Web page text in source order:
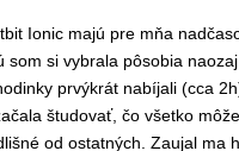
Ionic majú pre mňa
som si vybrala pôsobia
prvýkrát nabíjali (cca
študovať, čo všetko
od ostatných. Zaujal ma